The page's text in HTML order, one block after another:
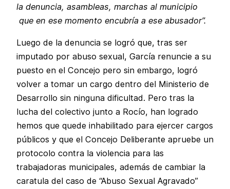
la denuncia, asambleas, marchas al municipio
que en ese momento encubría a ese abusador”.
Luego de la denuncia se logró que, tras ser
imputado por abuso sexual, García renuncie a su
puesto en el Concejo pero sin embargo, logró
volver a tomar un cargo dentro del Ministerio de
Desarrollo sin ninguna dificultad. Pero tras la
lucha del colectivo junto a Rocío, han logrado
hemos que quede inhabilitado para ejercer cargos
públicos y que el Concejo Deliberante apruebe un
protocolo contra la violencia para las
trabajadoras municipales, además de cambiar la
caratula del caso de “Abuso Sexual Agravado”